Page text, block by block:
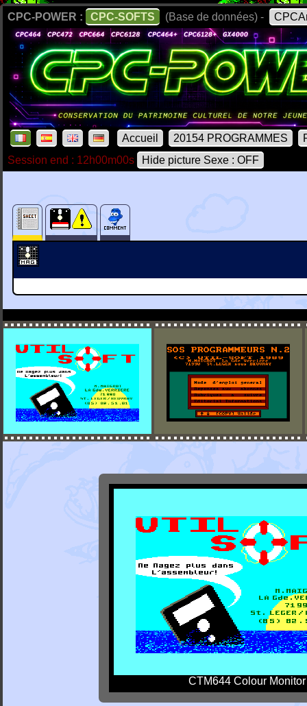
CPC-POWER : CPC-SOFTS (Base de données) -
Accueil 20154 PROGRAMMES
Session end : 12h00m00s
Hide picture Sexe : OFF
CTM644 Colour Monitor